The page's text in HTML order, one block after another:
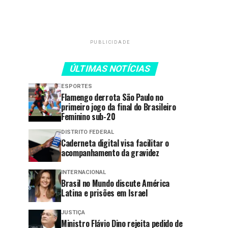
PUBLICIDADE
ÚLTIMAS NOTÍCIAS
ESPORTES
Flamengo derrota São Paulo no
primeiro jogo da final do Brasileiro
Feminino sub-20
DISTRITO FEDERAL
Caderneta digital visa facilitar o
acompanhamento da gravidez
INTERNACIONAL
Brasil no Mundo discute América
Latina e prisões em Israel
JUSTIÇA
Ministro Flávio Dino rejeita pedido de